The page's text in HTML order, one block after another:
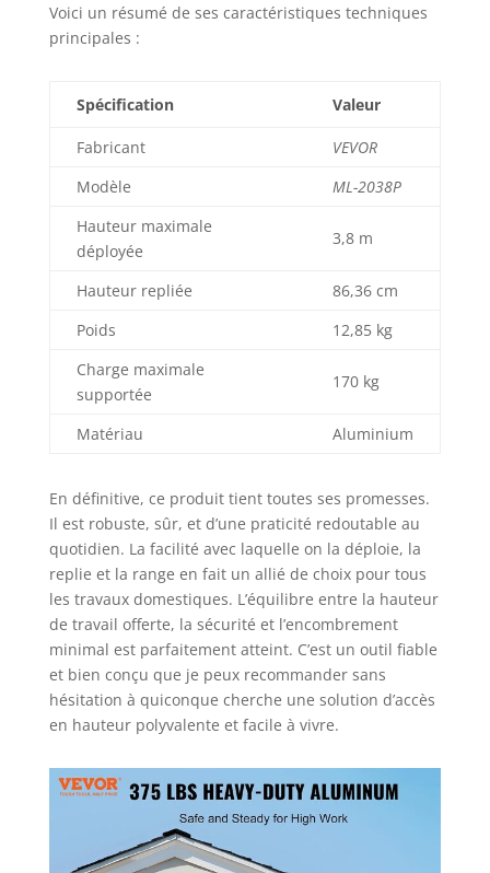
Voici un résumé de ses caractéristiques techniques
principales :
Spécification Valeur
Fabricant
VEVOR
Modèle
ML-2038P
Hauteur maximale
déployée
3,8 m
Hauteur repliée
86,36 cm
Poids
12,85 kg
Charge maximale
supportée
170 kg
Matériau Aluminium
En définitive, ce produit tient toutes ses promesses.
Il est robuste, sûr, et d’une praticité redoutable au
quotidien. La facilité avec laquelle on la déploie, la
replie et la range en fait un allié de choix pour tous
les travaux domestiques. L’équilibre entre la hauteur
de travail offerte, la sécurité et l’encombrement
minimal est parfaitement atteint. C’est un outil fiable
et bien conçu que je peux recommander sans
hésitation à quiconque cherche une solution d’accès
en hauteur polyvalente et facile à vivre.